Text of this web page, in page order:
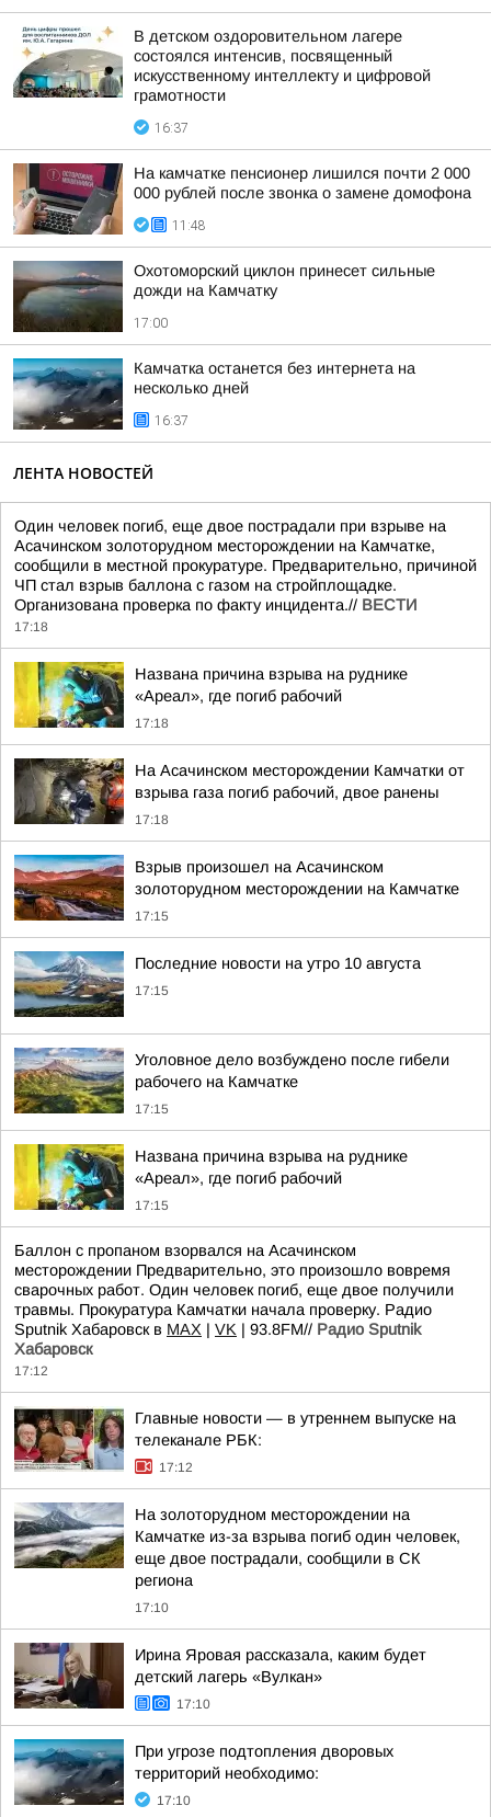
В детском оздоровительном лагере
состоялся интенсив, посвященный
искусственному интеллекту и цифровой
грамотности
16:37
На камчатке пенсионер лишился почти 2 000
000 рублей после звонка о замене домофона
11:48
Охотоморский циклон принесет сильные
дожди на Камчатку
17:00
Камчатка останется без интернета на
несколько дней
16:37
ЛЕНТА НОВОСТЕЙ
Один человек погиб, еще двое пострадали при взрыве на
Асачинском золоторудном месторождении на Камчатке,
сообщили в местной прокуратуре. Предварительно, причиной
ЧП стал взрыв баллона с газом на стройплощадке.
Организована проверка по факту инцидента.// ВЕСТИ
17:18
Названа причина взрыва на руднике
«Ареал», где погиб рабочий
17:18
На Асачинском месторождении Камчатки от
взрыва газа погиб рабочий, двое ранены
17:18
Взрыв произошел на Асачинском
золоторудном месторождении на Камчатке
17:15
Последние новости на утро 10 августа
17:15
Уголовное дело возбуждено после гибели
рабочего на Камчатке
17:15
Названа причина взрыва на руднике
«Ареал», где погиб рабочий
17:15
Баллон с пропаном взорвался на Асачинском
месторождении Предварительно, это произошло вовремя
сварочных работ. Один человек погиб, еще двое получили
травмы. Прокуратура Камчатки начала проверку. Радио
Sputnik Хабаровск в MAX | VK | 93.8FM// Радио Sputnik
Хабаровск
17:12
Главные новости — в утреннем выпуске на
телеканале РБК:
17:12
На золоторудном месторождении на
Камчатке из-за взрыва погиб один человек,
еще двое пострадали, сообщили в СК
региона
17:10
Ирина Яровая рассказала, каким будет
детский лагерь «Вулкан»
17:10
При угрозе подтопления дворовых
территорий необходимо:
17:10